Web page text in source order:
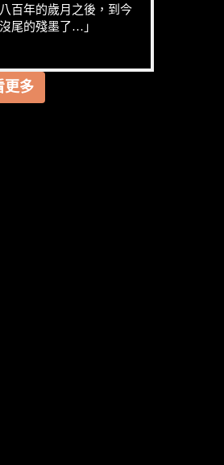
百年的歲月之後，到今
尾的殘墨了…」
更多